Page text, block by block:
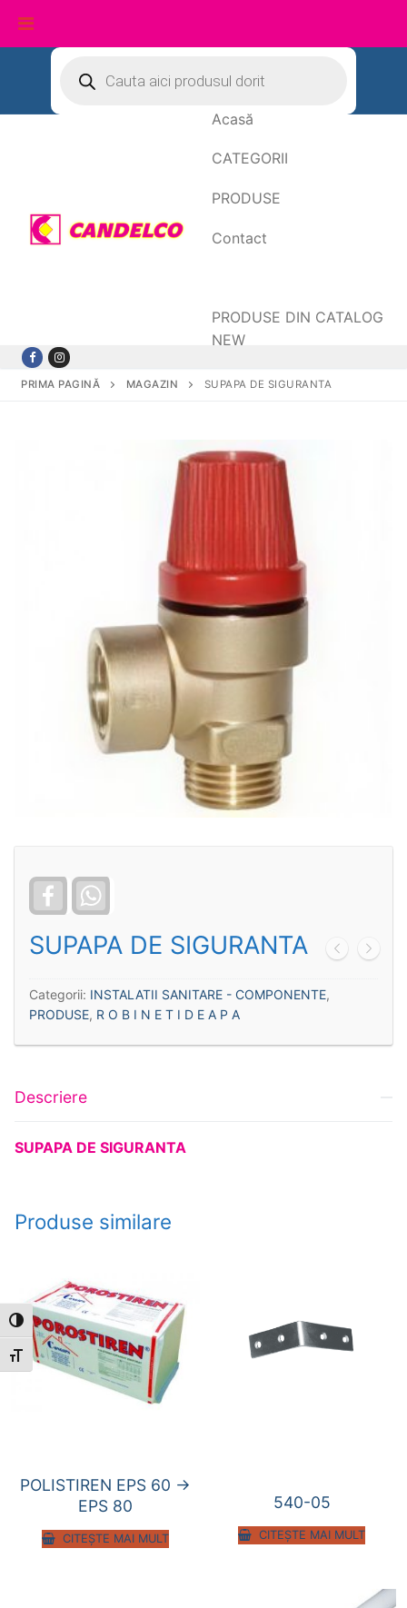
Toggle High Contrast
Toggle Font size
conținut
search
Acasă
CATEGORII
PRODUSE
Contact
PRODUSE DIN CATALOG
NEW
PRIMA PAGINĂ MAGAZIN SUPAPA DE SIGURANTA
Facebook
SUPAPA DE SIGURANTA
Categorii: INSTALATII SANITARE - COMPONENTE,
PRODUSE, R O B I N E T I D E A P A
Descriere
SUPAPA DE SIGURANTA
Produse similare
POLISTIREN EPS 60 ->
EPS 80
CITEȘTE MAI MULT
540-05
CITEȘTE MAI MULT